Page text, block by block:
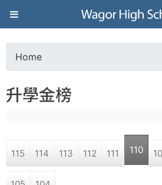
Jump to
葳
格
高
學
o
a
Home
升學金榜
115 114 113 112 111 110